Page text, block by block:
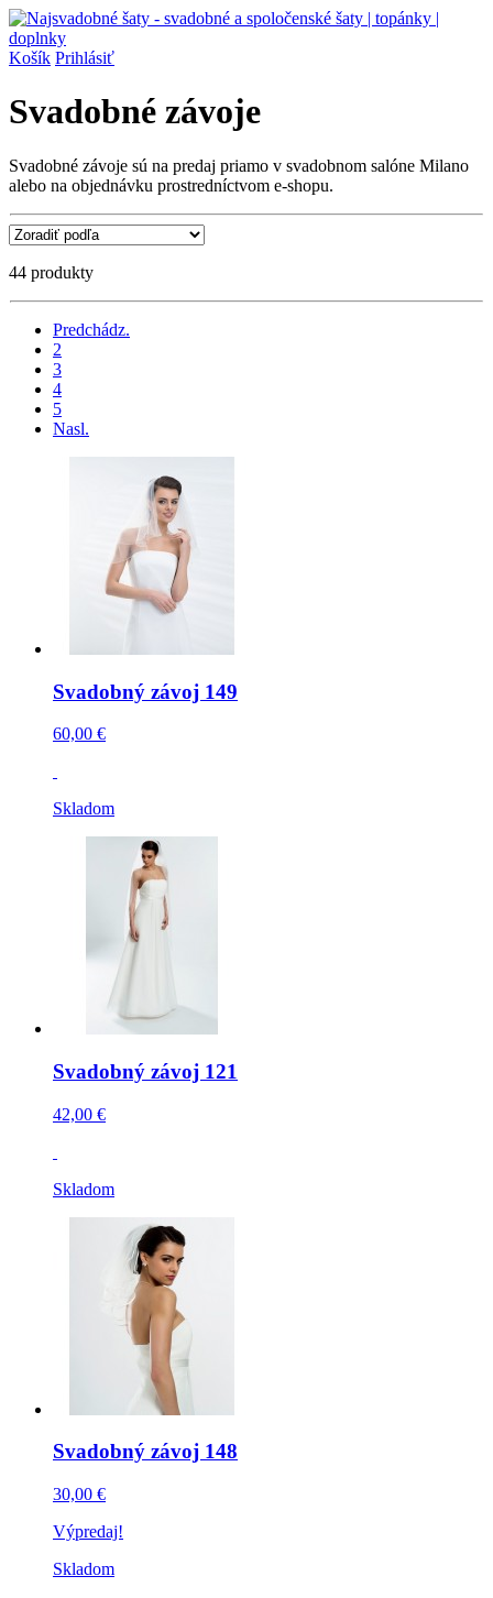
Košík Prihlásiť
Svadobné závoje
Svadobné závoje sú na predaj priamo v svadobnom salóne Milano
alebo na objednávku prostredníctvom e-shopu.
44 produkty
Predchádz.
2
3
4
5
Nasl.
Svadobný závoj 149
60,00 €
Skladom
Svadobný závoj 121
42,00 €
Skladom
Svadobný závoj 148
30,00 €
Výpredaj!
Skladom